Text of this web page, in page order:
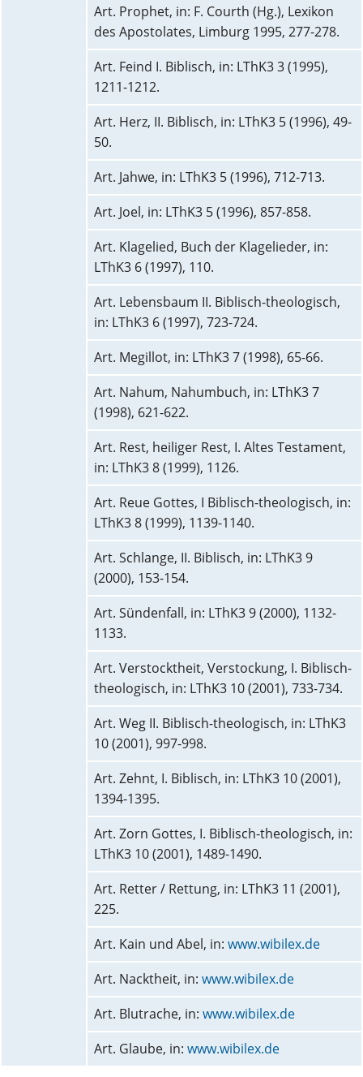
Art. Prophet, in: F. Courth (Hg.), Lexikon
des Apostolates, Limburg 1995, 277-278.
Art. Feind I. Biblisch, in: LThK3 3 (1995),
1211-1212.
Art. Herz, II. Biblisch, in: LThK3 5 (1996), 49-
50.
Art. Jahwe, in: LThK3 5 (1996), 712-713.
Art. Joel, in: LThK3 5 (1996), 857-858.
Art. Klagelied, Buch der Klagelieder, in:
LThK3 6 (1997), 110.
Art. Lebensbaum II. Biblisch-theologisch,
in: LThK3 6 (1997), 723-724.
Art. Megillot, in: LThK3 7 (1998), 65-66.
Art. Nahum, Nahumbuch, in: LThK3 7
(1998), 621-622.
Art. Rest, heiliger Rest, I. Altes Testament,
in: LThK3 8 (1999), 1126.
Art. Reue Gottes, I Biblisch-theologisch, in:
LThK3 8 (1999), 1139-1140.
Art. Schlange, II. Biblisch, in: LThK3 9
(2000), 153-154.
Art. Sündenfall, in: LThK3 9 (2000), 1132-
1133.
Art. Verstocktheit, Verstockung, I. Biblisch-
theologisch, in: LThK3 10 (2001), 733-734.
Art. Weg II. Biblisch-theologisch, in: LThK3
10 (2001), 997-998.
Art. Zehnt, I. Biblisch, in: LThK3 10 (2001),
1394-1395.
Art. Zorn Gottes, I. Biblisch-theologisch, in:
LThK3 10 (2001), 1489-1490.
Art. Retter / Rettung, in: LThK3 11 (2001),
225.
Art. Kain und Abel, in: www.wibilex.de
Art. Nacktheit, in: www.wibilex.de
Art. Blutrache, in: www.wibilex.de
Art. Glaube, in: www.wibilex.de